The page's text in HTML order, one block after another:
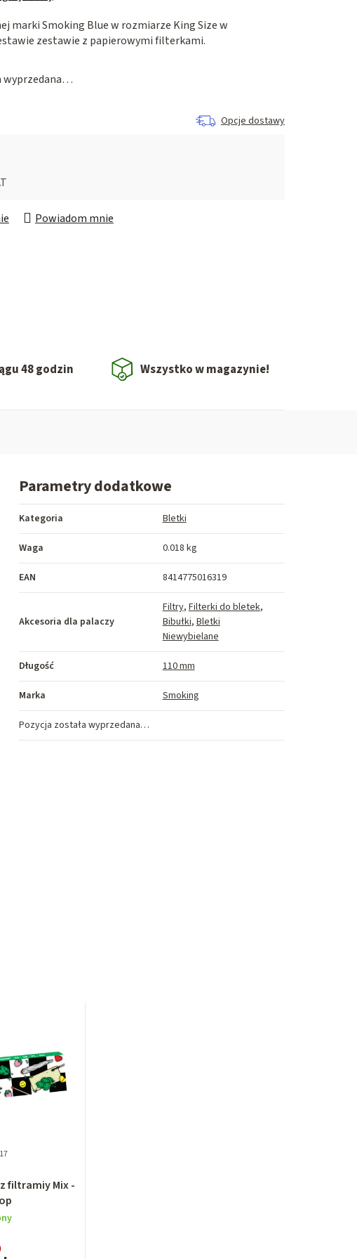
marki Smoking Blue w rozmiarze King Size w
zestawie z papierowymi filterkami.
wyprzedana…
Opcje dostawy
Powiadom mnie
48 godzin Wszystko w magazynie!
Parametry dodatkowe
Kategoria Bletki
Waga 0.018 kg
EAN 8414775016319
Akcesoria dla palaczy
Filtry,Filterki do bletek,
Bibułki,Bletki
Niewybielane
Długość 110 mm
Marka Smoking
Pozycja została wyprzedana…
filtramiy Mix -